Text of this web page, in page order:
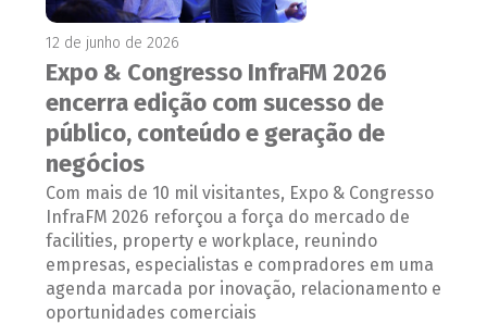
12 de junho de 2026
Expo & Congresso InfraFM 2026
encerra edição com sucesso de
público, conteúdo e geração de
negócios
Com mais de 10 mil visitantes, Expo & Congresso
InfraFM 2026 reforçou a força do mercado de
facilities, property e workplace, reunindo
empresas, especialistas e compradores em uma
agenda marcada por inovação, relacionamento e
oportunidades comerciais